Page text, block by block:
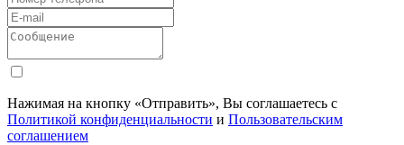
Нажимая на кнопку «Отправить», Вы соглашаетесь с
Политикой конфиденциальности и Пользовательским
соглашением